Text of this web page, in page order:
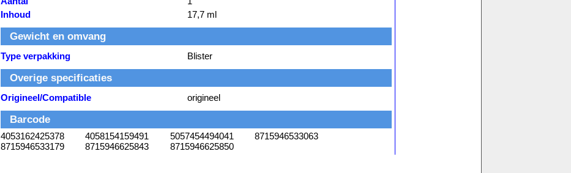
Inhoud
17,7 ml
Gewicht en omvang
Type verpakking Blister
Overige specificaties
Origineel/Compatible origineel
Barcode
4053162425378 4058154159491 5057454494041
8715946533063
8715946533179
8715946625843 8715946625850